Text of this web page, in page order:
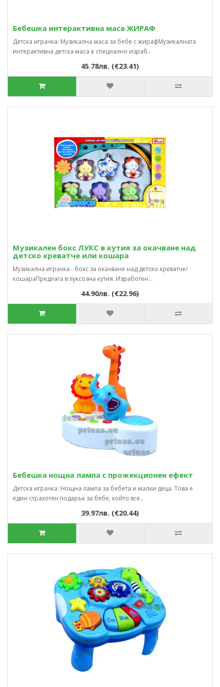
Бебешка интерактивна маса ЖИРАФ
Детска играчка: Музикална маса за бебе с жирафМузикалната
интерактивна детска маса е специално израб..
45.78лв. (€23.41)
Музикален бокс ЛУКС в кутия за окачване над
детско креватче или кошара
Музикална играчка - бокс за окачване над детско креватче/
кошараПредлага в луксозна кутия. Изработен ..
44.90лв. (€22.96)
Бебешка нощна лампа с прожекционен ефект
Детска играчка: Нощна лампа за бебета и малки деца. Това е
един страхотен подарък за бебе, който все..
39.97лв. (€20.44)